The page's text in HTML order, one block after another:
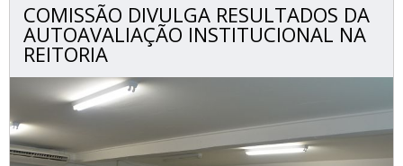
COMISSÃO DIVULGA RESULTADOS DA
AUTOAVALIAÇÃO INSTITUCIONAL NA
REITORIA